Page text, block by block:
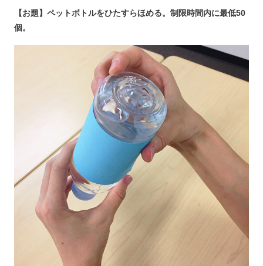
【お題】ペットボトルをひたすらほめる。制限時間内に最低50
個。